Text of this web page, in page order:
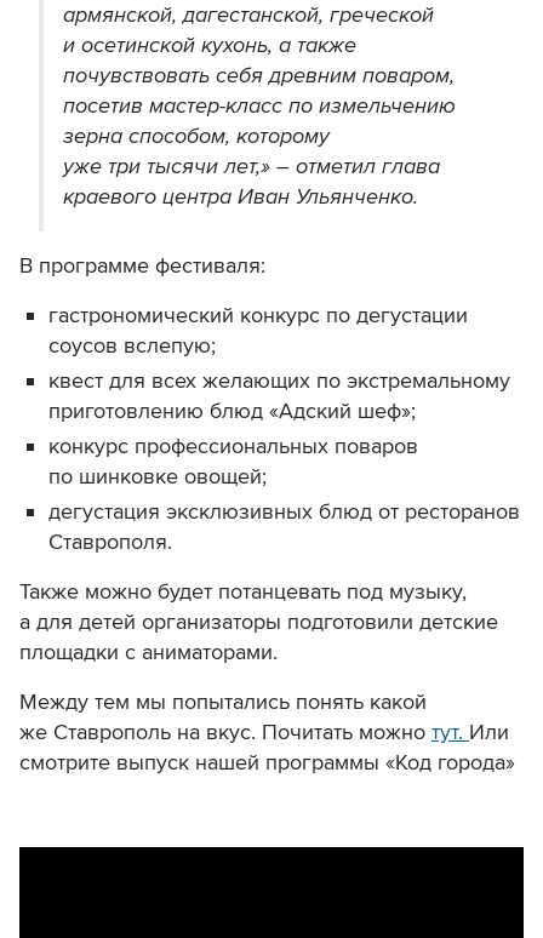
армянской, дагестанской, греческой
и осетинской кухонь, а также
почувствовать себя древним поваром,
посетив мастер-класс по измельчению
зерна способом, которому
уже три тысячи лет,» – отметил глава
краевого центра Иван Ульянченко.
В программе фестиваля:
гастрономический конкурс по дегустации
соусов вслепую;
квест для всех желающих по экстремальному
приготовлению блюд «Адский шеф»;
конкурс профессиональных поваров
по шинковке овощей;
дегустация эксклюзивных блюд от ресторанов
Ставрополя.
Также можно будет потанцевать под музыку,
а для детей организаторы подготовили детские
площадки с аниматорами.
Между тем мы попытались понять какой
же Ставрополь на вкус. Почитать можно тут. Или
смотрите выпуск нашей программы «Код города»